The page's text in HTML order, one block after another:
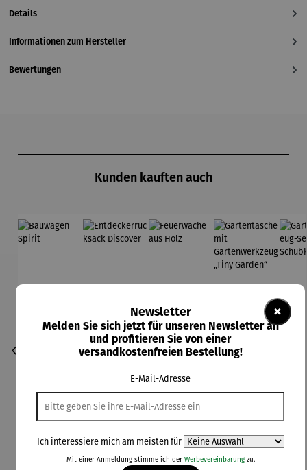
Details
Informationen zum Hersteller
Bewertungen
Kunden kauften auch
×
Newsletter
Melden Sie sich jetzt für unseren Newsletter an
und profitieren Sie von einer
versandkostenfreien Bestellung!
E-Mail-Adresse
Ich interessiere mich am meisten für
Mit einer Anmeldung stimme ich der Werbevereinbarungzu.